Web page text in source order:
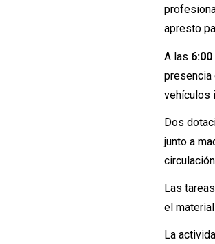
apresto
A las
presencia
vehículos
Dos
junto a
Las
el
La